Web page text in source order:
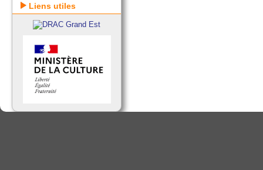
Liens utiles